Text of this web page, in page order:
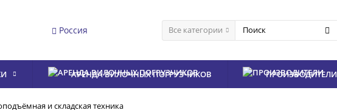
Россия Все категории
АРЕНДА ВИЛОЧНЫХ ПОГРУЗЧИКОВ ПРОИЗВОДИТЕЛИ
и складская техника